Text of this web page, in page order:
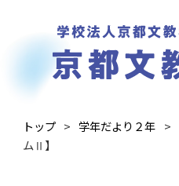
トップ 学年だより２年
ムⅡ】